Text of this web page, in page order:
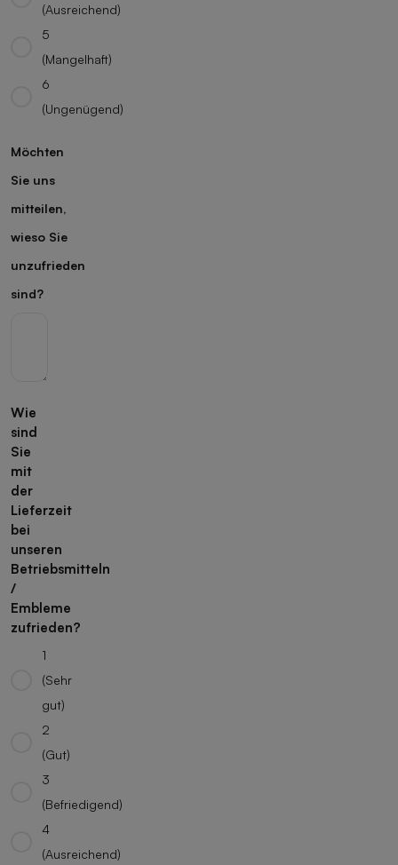
(Ausreichend)
5
(Mangelhaft)
6
(Ungenügend)
Möchten
Sie uns
mitteilen,
wieso Sie
unzufrieden
sind?
Wie
sind
Sie
mit
der
Lieferzeit
bei
unseren
Betriebsmitteln
/
Embleme
zufrieden?
1
(Sehr
gut)
2
(Gut)
3
(Befriedigend)
4
(Ausreichend)